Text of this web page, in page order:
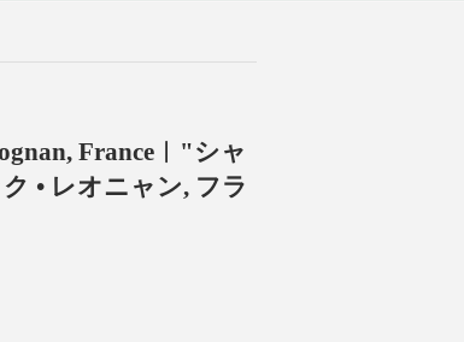
France︱"シャ
• レオニャン, フラ